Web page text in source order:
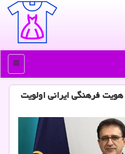
منو
فرهنگی ایرانی اولویت